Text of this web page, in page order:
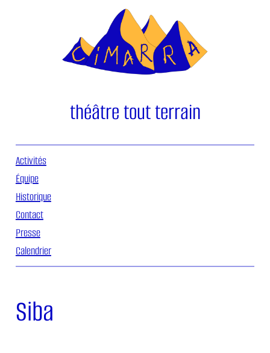
théâtre tout terrain
Activités
Équipe
Historique
Contact
Presse
Calendrier
Siba